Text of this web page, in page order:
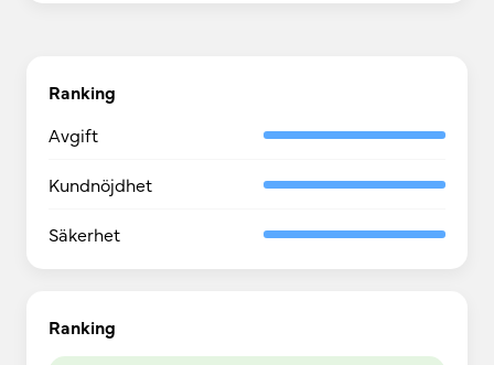
Ranking
Avgift
Kundnöjdhet
Säkerhet
Ranking